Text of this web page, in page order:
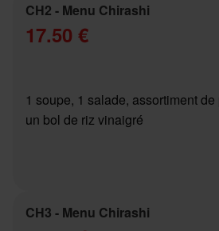
CH2 - Menu Chirashi
17.50 €
1 soupe, 1 salade, assortiment
un bol de riz vinaigré
CH3 - Menu Chirashi